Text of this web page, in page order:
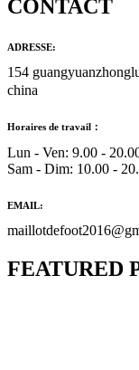
CONTACT
ADRESSE:
154
china
Horaires de travail：
Lun - Ven: 9.00 -
Sam - Dim: 10.00 -
EMAIL:
FEATURED